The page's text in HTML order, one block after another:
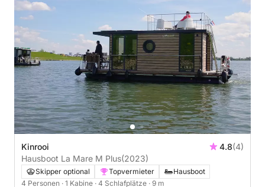
Kinrooi 4.8(4)
Hausboot La Mare M Plus(2023)
Skipper optional Topvermieter
Hausboot
4 Personen · 1 Kabine · 4 Schlafplätze · 9 m